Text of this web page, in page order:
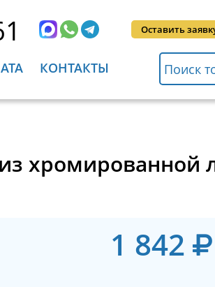
Оставить
КОНТАКТЫ
хромированной
1 842